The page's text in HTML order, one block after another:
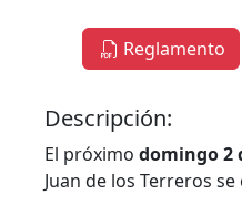
Reglamento
Descripción:
El próximo domingo 2
Juan de los Terreros